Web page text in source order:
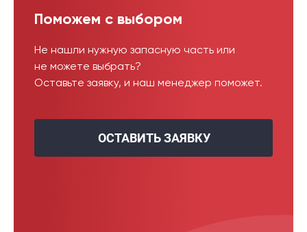
Поможем с выбором
Не нашли нужную запасную часть или
не можете выбрать?
Оставьте заявку, и наш менеджер поможет.
ОСТАВИТЬ ЗАЯВКУ